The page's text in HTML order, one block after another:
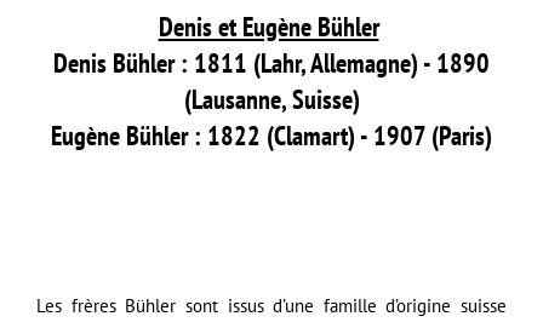
Denis et Eugène Bühler
Denis Bühler : 1811 (Lahr, Allemagne) - 1890
(Lausanne, Suisse)
Eugène Bühler : 1822 (Clamart) - 1907 (Paris)
Les frères Bühler sont issus d’une famille d’origine suisse